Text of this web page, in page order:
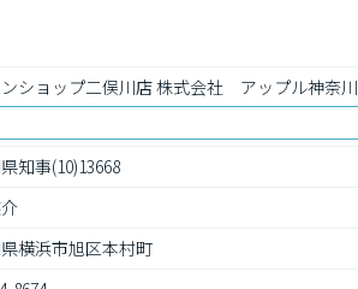
ショップ二俣川店 株式会社　アップル神奈川
知事(10)13668
横浜市旭区本村町